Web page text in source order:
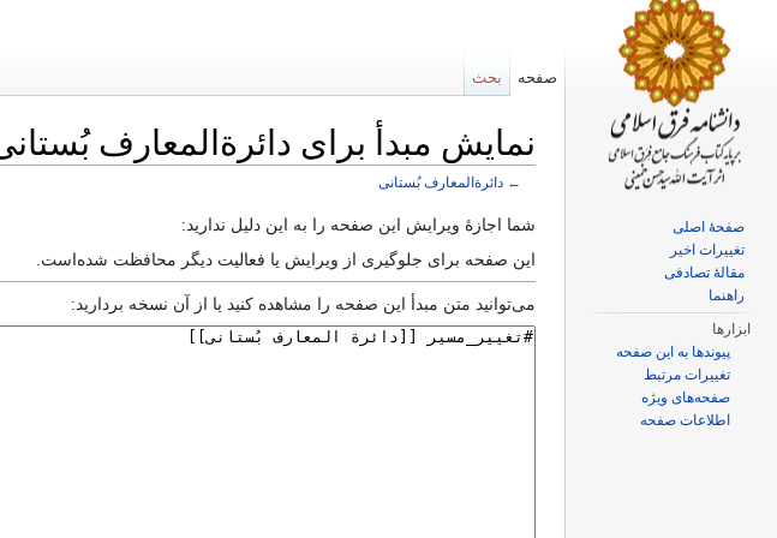
نمایش مبدأ برای دائرةالمعارف
← دائرةالمعارف بُستانی
شما اجازهٔ ویرایش این صفحه را به این دلیل ندارید:
این صفحه برای جلوگیری از ویرایش یا فعالیت دیگر محافظت شده‌است.
می‌توانید متن مبدأ این صفحه را مشاهده کنید یا از آن نسخه بردارید:
بحث صفحه
صفحهٔ اصلی
تغییرات اخیر
مقالهٔ تصادفی
راهنما
ابزارها
پیوندها به این صفحه
تغییرات مرتبط
صفحه‌های ویژه
اطلاعات صفحه